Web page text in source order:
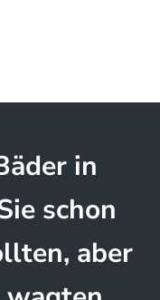
in
schon
aber